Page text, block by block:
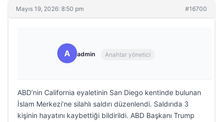
Mayıs 19, 2026: 8:50 pm #16700
A admin Anahtar yönetici
ABD’nin California eyaletinin San Diego kentinde bulunan
İslam Merkezi’ne silahlı saldırı düzenlendi. Saldırıda 3
kişinin hayatını kaybettiği bildirildi. ABD Başkanı Trump